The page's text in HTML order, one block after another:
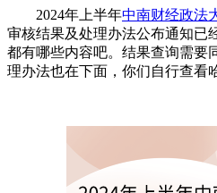
2024年上半年中南财经政法
审核结果及处理办法公布通知已
都有哪些内容吧。结果查询需要
理办法也在下面，你们自行查看